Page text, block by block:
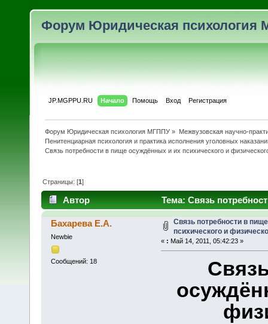
Форум Юридическая психология
JP.MGPPU.RU Начало Помощь Вход Регистрация
Форум Юридическая психология МГППУ » Межвузовская научно-
Пенитенциарная психология и практика исполнения уголовных
Связь потребности в пище осуждённых и их психического и
Страницы: [1]
Автор
Тема: Связь
состояния (Прочитано 14923 раз)
Бахарева Е.А.
Newbie
Сообщений: 18
Связь потребности в
психического и
« : Май 14, 2011, 05:42:23 »